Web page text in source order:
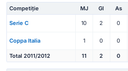
Competiție MJ Gl As
Serie C 10 2 0
Coppa Italia 1 0 0
Total 2011/2012 11 2 0